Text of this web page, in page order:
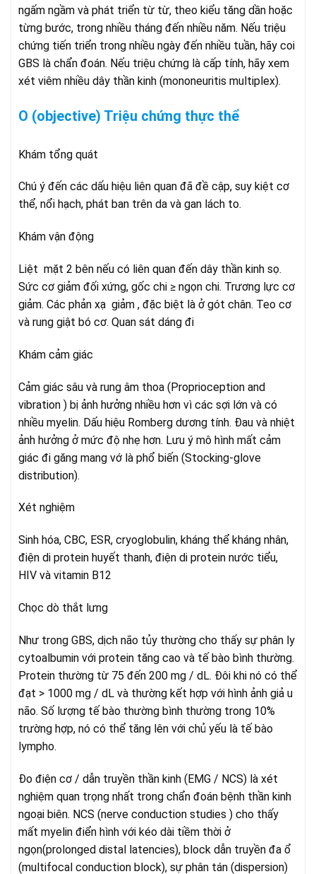
ngấm ngầm và phát triển từ từ, theo kiểu tăng dần hoặc
từng bước, trong nhiều tháng đến nhiều năm. Nếu triệu
chứng tiến triển trong nhiều ngày đến nhiều tuần, hãy coi
GBS là chẩn đoán. Nếu triệu chứng là cấp tính, hãy xem
xét viêm nhiều dây thần kinh (mononeuritis multiplex).
O (objective) Triệu chứng thực thể
Khám tổng quát
Chú ý đến các dấu hiệu liên quan đã đề cập, suy kiệt cơ
thể, nổi hạch, phát ban trên da và gan lách to.
Khám vận động
Liệt mặt 2 bên nếu có liên quan đến dây thần kinh sọ.
Sức cơ giảm đối xứng, gốc chi ≥ ngọn chi. Trương lực cơ
giảm. Các phản xạ giảm , đặc biệt là ở gót chân. Teo cơ
và rung giật bó cơ. Quan sát dáng đi
Khám cảm giác
Cảm giác sâu và rung âm thoa (Proprioception and
vibration ) bị ảnh hưởng nhiều hơn vì các sợi lớn và có
nhiều myelin. Dấu hiệu Romberg dương tính. Đau và nhiệt
ảnh hưởng ở mức độ nhẹ hơn. Lưu ý mô hình mất cảm
giác đi găng mang vớ là phổ biến (Stocking-glove
distribution).
Xét nghiệm
Sinh hóa, CBC, ESR, cryoglobulin, kháng thể kháng nhân,
điện di protein huyết thanh, điện di protein nước tiểu,
HIV và vitamin B12
Chọc dò thắt lưng
Như trong GBS, dịch não tủy thường cho thấy sự phân ly
cytoalbumin với protein tăng cao và tế bào bình thường.
Protein thường từ 75 đến 200 mg / dL. Đôi khi nó có thể
đạt > 1000 mg / dL và thường kết hợp với hình ảnh giả u
não. Số lượng tế bào thường bình thường trong 10%
trường hợp, nó có thể tăng lên với chủ yếu là tế bào
lympho.
Đo điện cơ / dẫn truyền thần kinh (EMG / NCS) là xét
nghiệm quan trọng nhất trong chẩn đoán bệnh thần kinh
ngoại biên. NCS (nerve conduction studies ) cho thấy
mất myelin điển hình với kéo dài tiềm thời ở
ngọn(prolonged distal latencies), block dẫn truyền đa ổ
(multifocal conduction block), sự phân tán (dispersion)